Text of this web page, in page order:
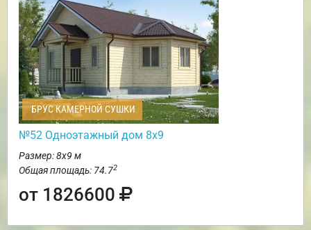
БРУС КАМЕРНОЙ СУШКИ
№52 Одноэтажный дом 8х9
Размер: 8х9 м
Общая площадь: 74.72
от 1826600